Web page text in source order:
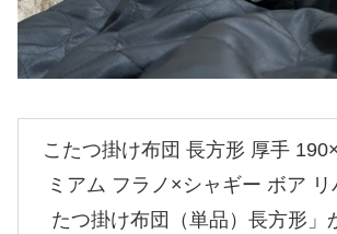
こたつ掛け布団 長方形 厚手
ミアム フラノ×シャギー ボア リ
たつ掛け布団（単品）長方形」